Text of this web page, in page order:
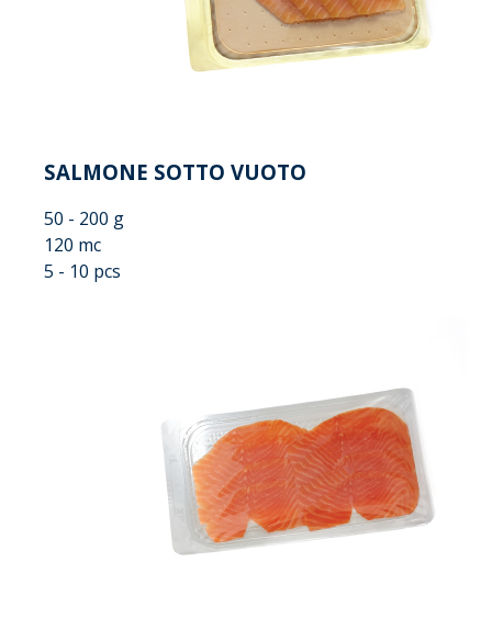
SALMONE SOTTO VUOTO
50 - 200 g
120 mc
5 - 10 pcs